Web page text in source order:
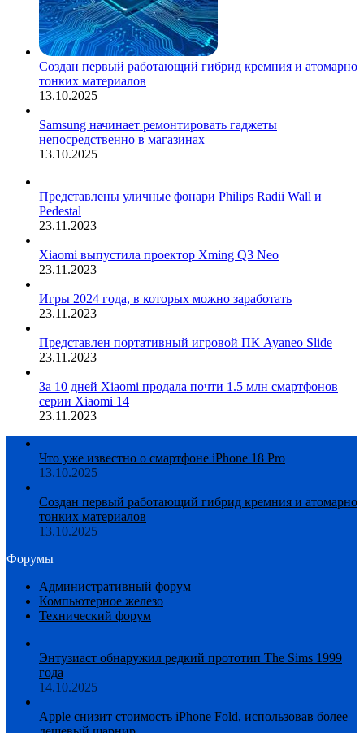
Создан первый работающий гибрид кремния и атомарно
тонких материалов
13.10.2025
Samsung начинает ремонтировать гаджеты
непосредственно в магазинах
13.10.2025
Представлены уличные фонари Philips Radii Wall и
Pedestal
23.11.2023
Xiaomi выпустила проектор Xming Q3 Neo
23.11.2023
Игры 2024 года, в которых можно заработать
23.11.2023
Представлен портативный игровой ПК Ayaneo Slide
23.11.2023
За 10 дней Xiaomi продала почти 1.5 млн смартфонов
серии Xiaomi 14
23.11.2023
Что уже известно о смартфоне iPhone 18 Pro
13.10.2025
Создан первый работающий гибрид кремния и атомарно
тонких материалов
13.10.2025
Форумы
Административный форум
Компьютерное железо
Технический форум
Энтузиаст обнаружил редкий прототип The Sims 1999
года
14.10.2025
Apple снизит стоимость iPhone Fold, использовав более